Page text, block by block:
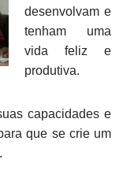
desenvolvam e
tenham uma
vida feliz e
produtiva.
capacidades e
que se crie um